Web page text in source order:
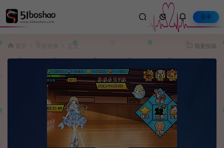
登录
手游资源 正文 我要投稿